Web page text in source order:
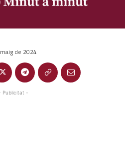
de 2024
Publicitat -